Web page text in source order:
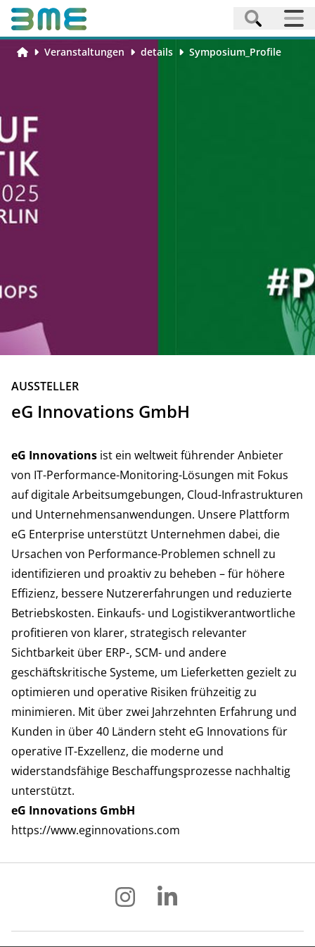
Veranstaltungen details Symposium_Profile
ZURÜCK
AUSSTELLER
eG Innovations GmbH
eG Innovations ist ein weltweit führender Anbieter
von IT-Performance-Monitoring-Lösungen mit Fokus
auf digitale Arbeitsumgebungen, Cloud-Infrastrukturen
und Unternehmensanwendungen. Unsere Plattform
eG Enterprise unterstützt Unternehmen dabei, die
Ursachen von Performance-Problemen schnell zu
identifizieren und proaktiv zu beheben – für höhere
Effizienz, bessere Nutzererfahrungen und reduzierte
Betriebskosten. Einkaufs- und Logistikverantwortliche
profitieren von klarer, strategisch relevanter
Sichtbarkeit über ERP-, SCM- und andere
geschäftskritische Systeme, um Lieferketten gezielt zu
optimieren und operative Risiken frühzeitig zu
minimieren. Mit über zwei Jahrzehnten Erfahrung und
Kunden in über 40 Ländern steht eG Innovations für
operative IT-Exzellenz, die moderne und
widerstandsfähige Beschaffungsprozesse nachhaltig
unterstützt.
eG Innovations GmbH
https://www.eginnovations.com